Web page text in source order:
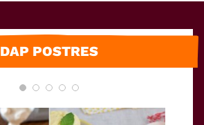
DAP POSTRES